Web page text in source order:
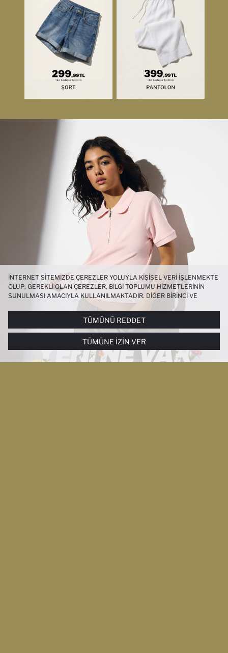
İNTERNET SITEMIZDE ÇEREZLER YOLUYLA KIŞISEL VERI IŞLENMEKTE
OLUP; GEREKLI OLAN ÇEREZLER, BILGI TOPLUMU HIZMETLERININ
SUNULMASI AMACIYLA KULLANILMAKTADIR. DIĞER BIRINCI VE
ÜÇÜNCÜ TARAF ÇEREZLER ISE SIZE DAHA IYI BIR ALIŞVERIŞ
DENEYIMI SUNULABILMESI, SITEMIZIN DAHA IŞLEVSEL KILINMASI VE
KIŞISELLEŞTIRMESI VE AÇIK RIZA VERMENIZ HALINDE, SIZLERE
YÖNELIK PAZARLAMA FAALIYETLERININ YAPILMASI AMAÇLARIYLA
SINIRLI OLARAK KULLANILACAKTIR. ÇEREZLERE DAIR TERCIHLERINIZI
ÇEREZ TERCIHLERIPANELI ARACILIĞIYLA HER ZAMAN YÖNETEBILIR,
ÇEREZLERLE ILGILI DAHA DETAYLI BILGIYE
ÇEREZ AYDINLATMA
TÜMÜNÜ REDDET
TÜMÜNE İZIN VER